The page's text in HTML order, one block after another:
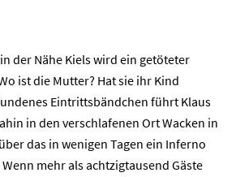
der Nähe Kiels wird ein getöteter
ist die Mutter? Hat sie ihr Kind
Eintrittsbändchen führt Klaus
in den verschlafenen Ort Wacken in
das in wenigen Tagen ein Inferno
mehr als achtzigtausend Gäste